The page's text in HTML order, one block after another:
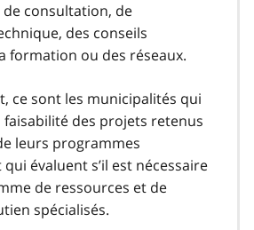
de consultation, de
des conseils
formation ou des réseaux.
ce sont les municipalités qui
des projets retenus
leurs programmes
évaluent s’il est nécessaire
de ressources et de
spécialisés.